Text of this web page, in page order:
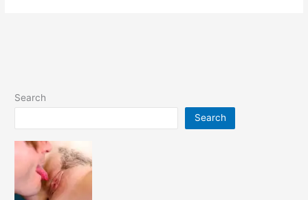
Search
Search